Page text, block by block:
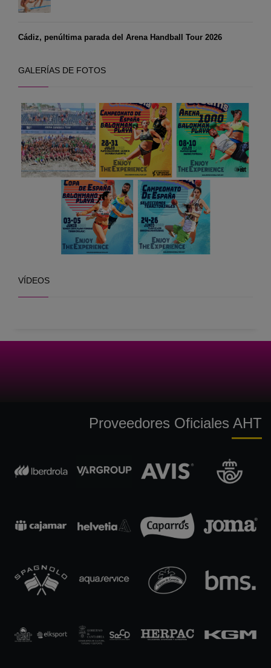
Cádiz, penúltima parada del Arena Handball Tour 2026
GALERÍAS DE FOTOS
VÍDEOS
Proveedores Oficiales AHT